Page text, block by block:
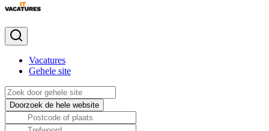
Vacatures
Gehele site